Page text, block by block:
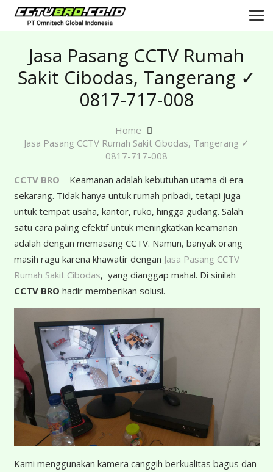
Jasa Pasang CCTV Rumah
Sakit Cibodas, Tangerang ✓
0817-717-008
Home
Jasa Pasang CCTV Rumah Sakit Cibodas, Tangerang ✓
0817-717-008
CCTV BRO – Keamanan adalah kebutuhan utama di era
sekarang. Tidak hanya untuk rumah pribadi, tetapi juga
untuk tempat usaha, kantor, ruko, hingga gudang. Salah
satu cara paling efektif untuk meningkatkan keamanan
adalah dengan memasang CCTV. Namun, banyak orang
masih ragu karena khawatir dengan Jasa Pasang CCTV
Rumah Sakit Cibodas, yang dianggap mahal. Di sinilah
CCTV BRO hadir memberikan solusi.
Kami menggunakan kamera canggih berkualitas bagus dan